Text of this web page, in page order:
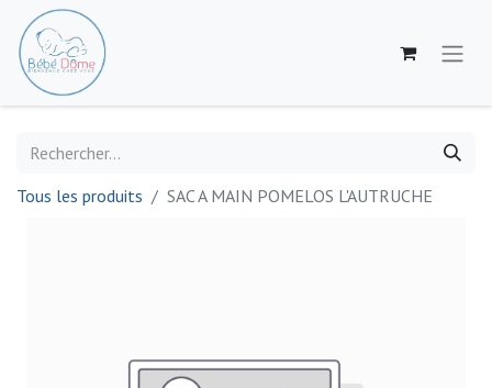
Tous les produits SAC A MAIN POMELOS L'AUTRUCHE